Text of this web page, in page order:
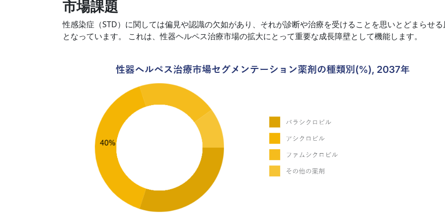
市場課題
性感染症（STD）に関しては偏見や認識の欠如があり、それが診断や治療を受けることを思いとどまらせ
となっています。 これは、性器ヘルペス治療市場の拡大にとって重要な成長障壁として機能します。